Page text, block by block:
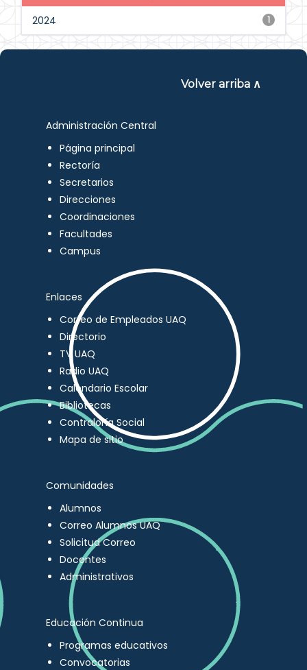
1
2024
Volver arriba ∧
Administración Central
Página principal
Rectoría
Secretarios
Direcciones
Coordinaciones
Facultades
Campus
Enlaces
Correo de Empleados UAQ
Directorio
TV UAQ
Radio UAQ
Calendario Escolar
Bibliotecas
Contraloría Social
Mapa de sitio
Comunidades
Alumnos
Correo Alumnos UAQ
Solicitud Correo
Docentes
Administrativos
Educación Continua
Programas educativos
Convocatorias